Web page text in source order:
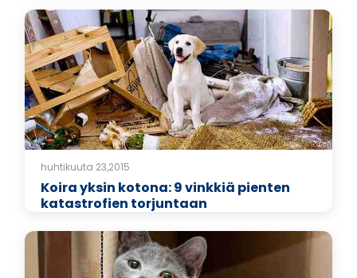
huhtikuuta 23,2015
Koira yksin kotona: 9 vinkkiä pienten
katastrofien torjuntaan